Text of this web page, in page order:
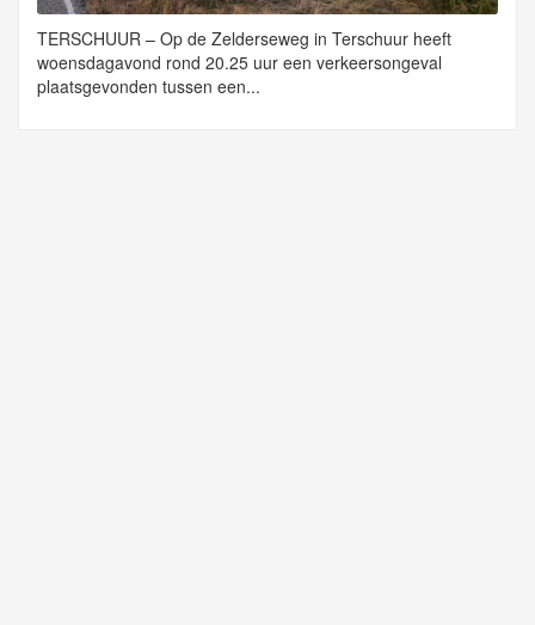
TERSCHUUR – Op de Zelderseweg in Terschuur heeft
woensdagavond rond 20.25 uur een verkeersongeval
plaatsgevonden tussen een...